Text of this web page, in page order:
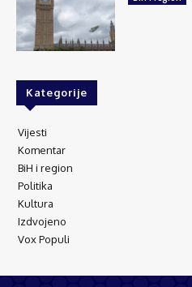
Kategorije
Vijesti
Komentar
BiH i region
Politika
Kultura
Izdvojeno
Vox Populi